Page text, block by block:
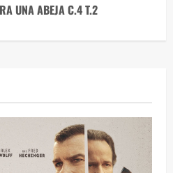
UNA ABEJA C.4 T.2